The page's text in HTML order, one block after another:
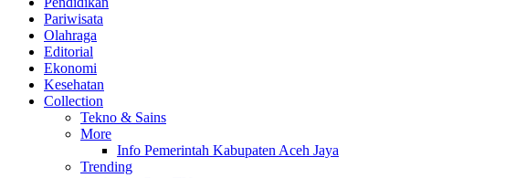
Pariwisata
Olahraga
Editorial
Ekonomi
Kesehatan
Collection
Tekno & Sains
More
Info Pemerintah Kabupaten Aceh Jaya
Trending